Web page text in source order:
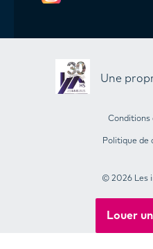
Une
Conditions
Politique de
© 2026 Les
Louer